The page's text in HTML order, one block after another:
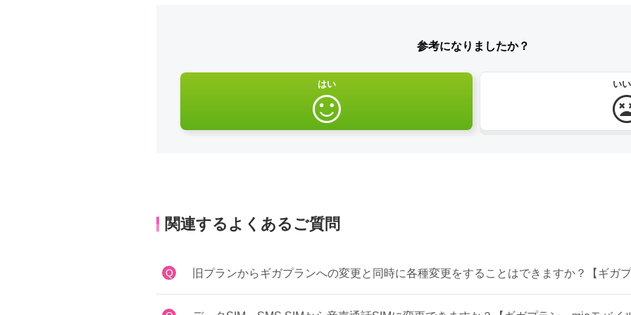
参考になりましたか？
はい い
関連するよくあるご質問
Q 旧プランからギガプランへの変更と同時に各種変更をすることはできますか？【ギガプ